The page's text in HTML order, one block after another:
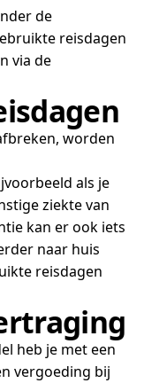
de
reisdagen
via de
worden
als je
ziekte van
kan er ook iets
naar huis
reisdagen
heb je met een
vergoeding bij